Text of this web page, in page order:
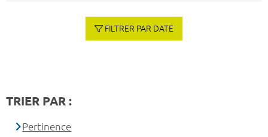
FILTRER PAR DATE
TRIER PAR :
Pertinence